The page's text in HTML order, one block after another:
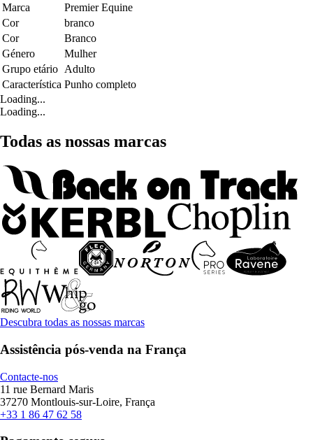
Marca
Premier Equine
Cor
branco
Cor
Branco
Género
Mulher
Grupo etário Adulto
Característica Punho completo
Loading...
Loading...
Todas as nossas marcas
Descubra todas as nossas marcas
Assistência pós-venda na França
Contacte-nos
11 rue Bernard Maris
37270 Montlouis-sur-Loire, França
+33 1 86 47 62 58